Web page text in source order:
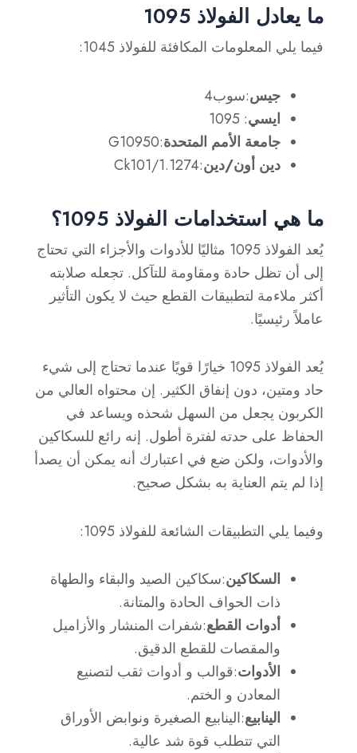
ما يعادل الفولاذ 1095
فيما يلي المعلومات المكافئة للفولاذ 1045:
جيس:سوب4
ايسي: 1095
جامعة الأمم المتحدة:G10950
دين أون/دين:Ck101/1.1274
ما هي استخدامات الفولاذ 1095؟
يُعد الفولاذ 1095 مثاليًا للأدوات والأجزاء التي تحتاج
إلى أن تظل حادة ومقاومة للتآكل. تجعله صلابته
أكثر ملاءمة لتطبيقات القطع حيث لا يكون التأثير
عاملاً رئيسيًا.
يُعد الفولاذ 1095 خيارًا قويًا عندما تحتاج إلى شيء
حاد ومتين، دون إنفاق الكثير. إن محتواه العالي من
الكربون يجعل من السهل شحذه ويساعد في
الحفاظ على حدته لفترة أطول. إنه رائع للسكاكين
والأدوات، ولكن ضع في اعتبارك أنه يمكن أن يصدأ
إذا لم يتم العناية به بشكل صحيح.
وفيما يلي التطبيقات الشائعة للفولاذ 1095:
السكاكين:سكاكين الصيد والبقاء والطهاة
ذات الحواف الحادة والمتانة.
أدوات القطع:شفرات المنشار والأزاميل
والمقصات للقطع الدقيق.
الأدوات:قوالب و أدوات ثقب لتصنيع
المعادن و الختم.
الينابيع:الينابيع الصغيرة ونوابض الأوراق
التي تتطلب قوة شد عالية.